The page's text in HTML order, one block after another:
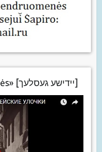
Eilėraštis «Žydiškos gatvelės» [יידישע געסלעך]